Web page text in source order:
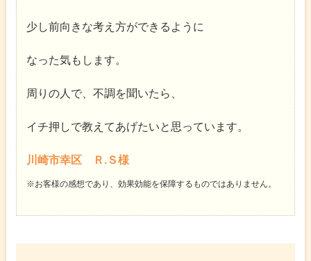
少し前向きな考え方ができるように
なった気もします。
周りの人で、不調を聞いたら、
イチ押しで教えてあげたいと思っています。
川崎市幸区 Ｒ.Ｓ様
※お客様の感想であり、効果効能を保障するものではありません。